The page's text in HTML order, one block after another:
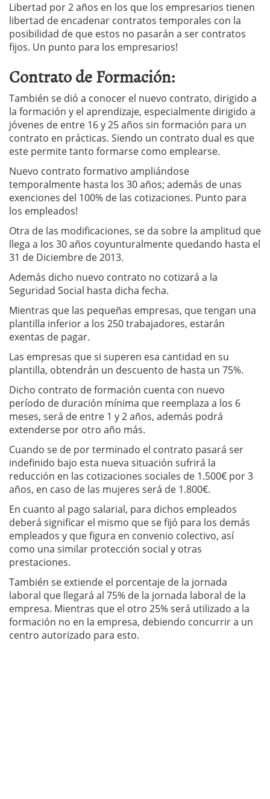
Libertad por 2 años en los que los empresarios tienen
libertad de encadenar contratos temporales con la
posibilidad de que estos no pasarán a ser contratos
fijos. Un punto para los empresarios!
Contrato de Formación:
También se dió a conocer el nuevo contrato, dirigido a
la formación y el aprendizaje, especialmente dirigido a
jóvenes de entre 16 y 25 años sin formación para un
contrato en prácticas. Siendo un contrato dual es que
este permite tanto formarse como emplearse.
Nuevo contrato formativo ampliándose
temporalmente hasta los 30 años; además de unas
exenciones del 100% de las cotizaciones. Punto para
los empleados!
Otra de las modificaciones, se da sobre la amplitud que
llega a los 30 años coyunturalmente quedando hasta el
31 de Diciembre de 2013.
Además dicho nuevo contrato no cotizará a la
Seguridad Social hasta dicha fecha.
Mientras que las pequeñas empresas, que tengan una
plantilla inferior a los 250 trabajadores, estarán
exentas de pagar.
Las empresas que si superen esa cantidad en su
plantilla, obtendrán un descuento de hasta un 75%.
Dicho contrato de formación cuenta con nuevo
período de duración mínima que reemplaza a los 6
meses, será de entre 1 y 2 años, además podrá
extenderse por otro año más.
Cuando se de por terminado el contrato pasará ser
indefinido bajo esta nueva situación sufrirá la
reducción en las cotizaciones sociales de 1.500€ por 3
años, en caso de las mujeres será de 1.800€.
En cuanto al pago salarial, para dichos empleados
deberá significar el mismo que se fijó para los demás
empleados y que figura en convenio colectivo, así
como una similar protección social y otras
prestaciones.
También se extiende el porcentaje de la jornada
laboral que llegará al 75% de la jornada laboral de la
empresa. Mientras que el otro 25% será utilizado a la
formación no en la empresa, debiendo concurrir a un
centro autorizado para esto.